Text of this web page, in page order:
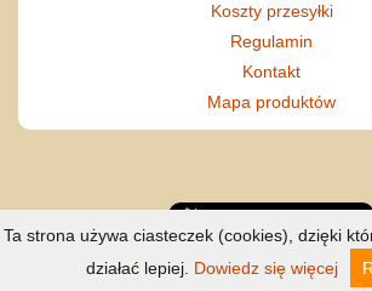
Ta strona używa ciasteczek (cookies), dzięki
działać lepiej. Dowiedz się więcej
Koszty przesyłki
Regulamin
Kontakt
Mapa produktów